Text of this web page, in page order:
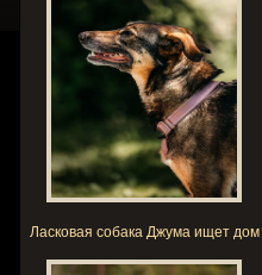
Ласковая собака Джума ищет дом